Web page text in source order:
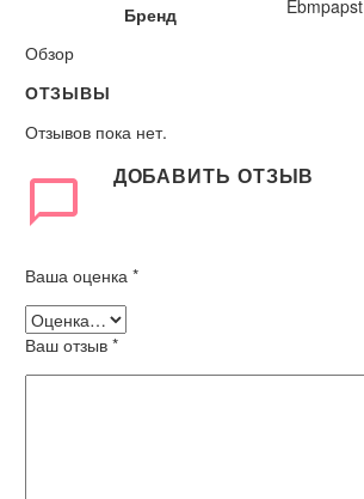
Бренд
Ebmpapst
Обзор
ОТЗЫВЫ
Отзывов пока нет.
ДОБАВИТЬ ОТЗЫВ
Ваша оценка *
Ваш отзыв *